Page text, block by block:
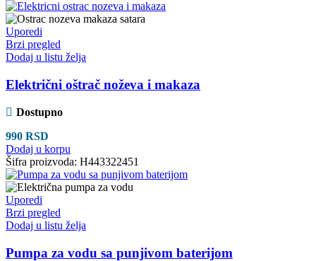
Uporedi
Brzi pregled
Dodaj u listu želja
Električni oštrač noževa i makaza
Dostupno
990 RSD
Dodaj u korpu
Šifra proizvoda: H443322451
Uporedi
Brzi pregled
Dodaj u listu želja
Pumpa za vodu sa punjivom baterijom